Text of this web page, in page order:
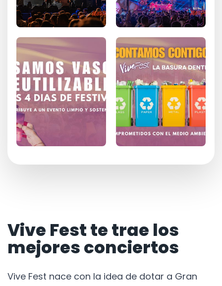
Vive Fest te trae los
mejores conciertos
Vive Fest nace con la idea de dotar a Gran